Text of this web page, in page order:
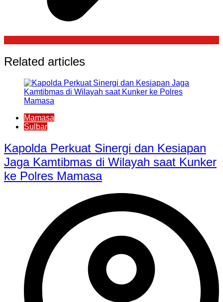
Related articles
Mamasa
Sulbar
Kapolda Perkuat Sinergi dan Kesiapan
Jaga Kamtibmas di Wilayah saat Kunker
ke Polres Mamasa